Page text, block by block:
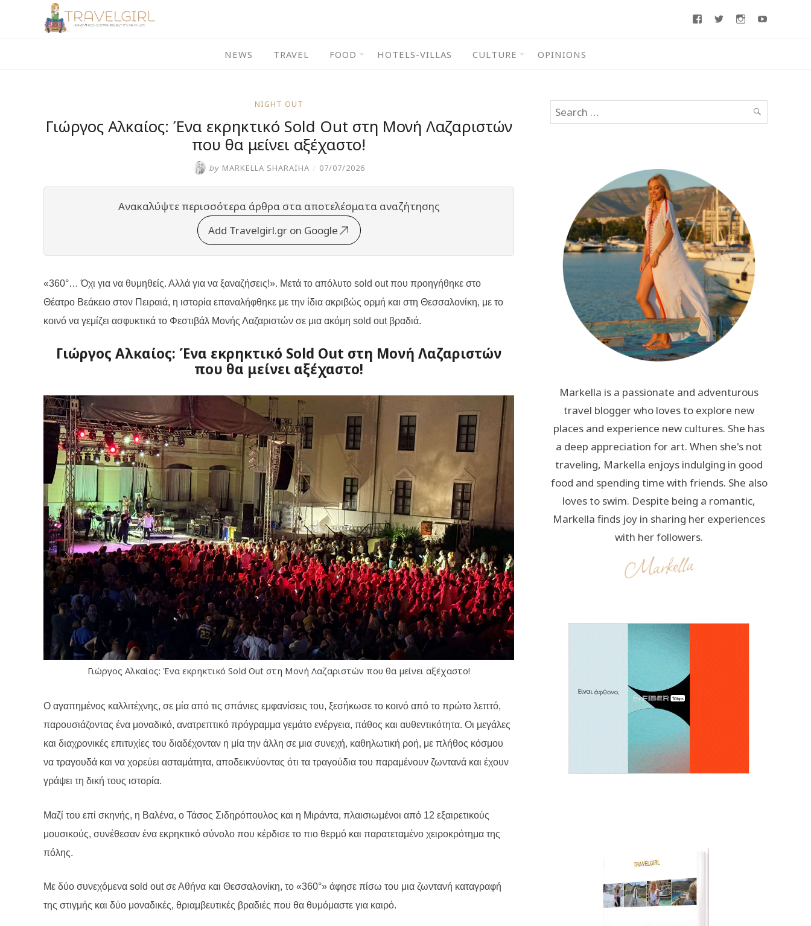
FacebookTwitterInstagram
NEWS TRAVEL FOOD HOTELS-VILLAS CULTURE OPINIONS
NIGHT OUT
Γιώργος Αλκαίος: Ένα εκρηκτικό Sold Out στη Μονή Λαζαριστών
που θα μείνει αξέχαστο!
by MARKELLA SHARAIHA / 07/07/2026
Ανακαλύψτε περισσότερα άρθρα στα αποτελέσματα αναζήτησης
Add Travelgirl.gr on Google
«360°… Όχι για να θυμηθείς. Αλλά για να ξαναζήσεις!». Μετά το απόλυτο sold out που προηγήθηκε στο
Θέατρο Βεάκειο στον Πειραιά, η ιστορία επαναλήφθηκε με την ίδια ακριβώς ορμή και στη Θεσσαλονίκη, με το
κοινό να γεμίζει ασφυκτικά το Φεστιβάλ Μονής Λαζαριστών σε μια ακόμη sold out βραδιά.
Γιώργος Αλκαίος: Ένα εκρηκτικό Sold Out στη Μονή Λαζαριστών
που θα μείνει αξέχαστο!
Γιώργος Αλκαίος: Ένα εκρηκτικό Sold Out στη Μονή Λαζαριστών που θα μείνει αξέχαστο!
Ο αγαπημένος καλλιτέχνης, σε μία από τις σπάνιες εμφανίσεις του, ξεσήκωσε το κοινό από το πρώτο λεπτό,
παρουσιάζοντας ένα μοναδικό, ανατρεπτικό πρόγραμμα γεμάτο ενέργεια, πάθος και αυθεντικότητα. Οι μεγάλες
και διαχρονικές επιτυχίες του διαδέχονταν η μία την άλλη σε μια συνεχή, καθηλωτική ροή, με πλήθος κόσμου
να τραγουδά και να χορεύει ασταμάτητα, αποδεικνύοντας ότι τα τραγούδια του παραμένουν ζωντανά και έχουν
γράψει τη δική τους ιστορία.
Μαζί του επί σκηνής, η Βαλένα, ο Τάσος Σιδηρόπουλος και η Μιράντα, πλαισιωμένοι από 12 εξαιρετικούς
μουσικούς, συνέθεσαν ένα εκρηκτικό σύνολο που κέρδισε το πιο θερμό και παρατεταμένο χειροκρότημα της
πόλης.
Με δύο συνεχόμενα sold out σε Αθήνα και Θεσσαλονίκη, το «360°» άφησε πίσω του μια ζωντανή καταγραφή
της στιγμής και δύο μοναδικές, θριαμβευτικές βραδιές που θα θυμόμαστε για καιρό.
Search
for:
SEARCH
Markella is a passionate and adventurous
travel blogger who loves to explore new
places and experience new cultures. She has
a deep appreciation for art. When she's not
traveling, Markella enjoys indulging in good
food and spending time with friends. She also
loves to swim. Despite being a romantic,
Markella finds joy in sharing her experiences
with her followers.